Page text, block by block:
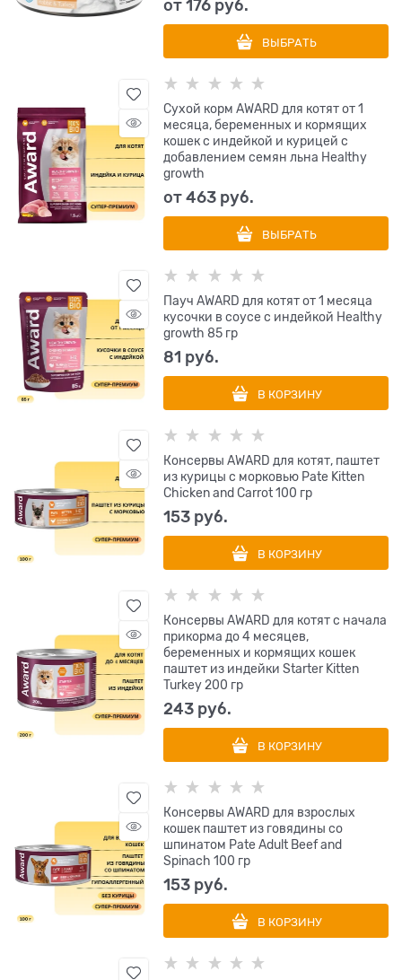
от176 руб.
ВЫБРАТЬ
Сухой корм AWARD для котят от 1
месяца, беременных и кормящих
кошек с индейкой и курицей с
добавлением семян льна Healthy
growth
от463 руб.
ВЫБРАТЬ
Пауч AWARD для котят от 1 месяца
кусочки в соусе с индейкой Healthy
growth 85 гр
81 руб.
В КОРЗИНУ
Консервы AWARD для котят, паштет
из курицы с морковью Pate Kitten
Chicken and Carrot 100 гр
153 руб.
В КОРЗИНУ
Консервы AWARD для котят с начала
прикорма до 4 месяцев,
беременных и кормящих кошек
паштет из индейки Starter Kitten
Turkey 200 гр
243 руб.
В КОРЗИНУ
Консервы AWARD для взрослых
кошек паштет из говядины со
шпинатом Pate Adult Beef and
Spinach 100 гр
153 руб.
В КОРЗИНУ